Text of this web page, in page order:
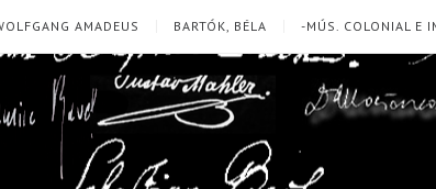
AMADEUS BARTÓK, BÉLA -MÚS. COLONIAL E